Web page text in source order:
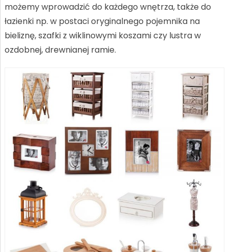
możemy wprowadzić do każdego wnętrza, także do
łazienki np. w postaci oryginalnego pojemnika na
bieliznę, szafki z wiklinowymi koszami czy lustra w
ozdobnej, drewnianej ramie.